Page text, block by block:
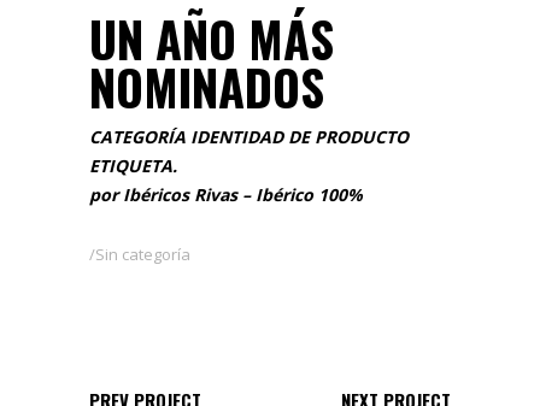
UN AÑO MÁS
NOMINADOS
CATEGORÍA IDENTIDAD DE PRODUCTO
ETIQUETA.
por Ibéricos Rivas – Ibérico 100%
Sin categoría
PREV PROJECT NEXT PROJECT